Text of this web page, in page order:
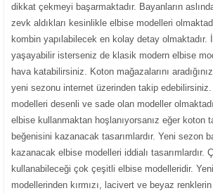
dikkat çekmeyi başarmaktadır. Bayanların
zevk aldıkları kesinlikle elbise modelleri
kombin yapılabilecek en kolay detay olmaktadır.
yaşayabilir isterseniz de klasik modern elbise
hava katabilirsiniz. Koton mağazalarını
yeni sezonu internet üzerinden takip
modelleri desenli ve sade olan modeller
elbise kullanmaktan hoşlanıyorsanız eğer koton
beğenisini kazanacak tasarımlardır. Yeni sezon
kazanacak elbise modelleri iddialı tasarımlardır.
kullanabileceği çok çeşitli elbise modelleridir.
modellerinden kırmızı, lacivert ve beyaz renklerin